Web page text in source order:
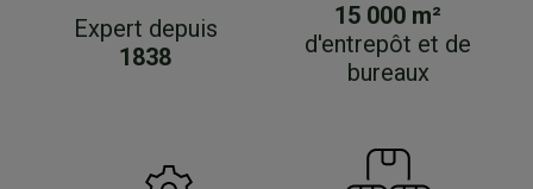
Expert depuis
1838
15 000 m²
d'entrepôt et de
bureaux